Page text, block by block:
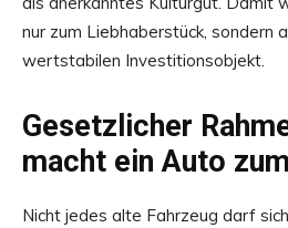
nur zum Liebhaberstück, sondern
wertstabilen Investitionsobjekt.
Gesetzlicher
macht ein Auto
Nicht jedes alte Fahrzeug darf